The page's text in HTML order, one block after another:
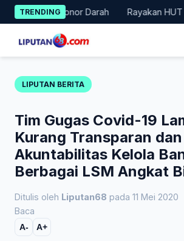
Skip
to
content
TRENDING
Donor Darah Rayakan HUT ke-25,
LIPUTAN BERITA
Tim Gugas Covid-19
Kurang Transparan dan
Akuntabilitas Kelola
Berbagai LSM Angkat
Ditulis oleh Liputan68 pada 11 Mei 2020
Baca
A- A+